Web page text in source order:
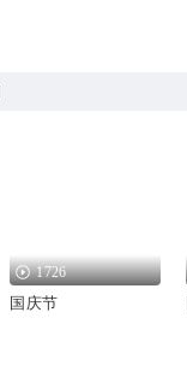
1726
国庆节